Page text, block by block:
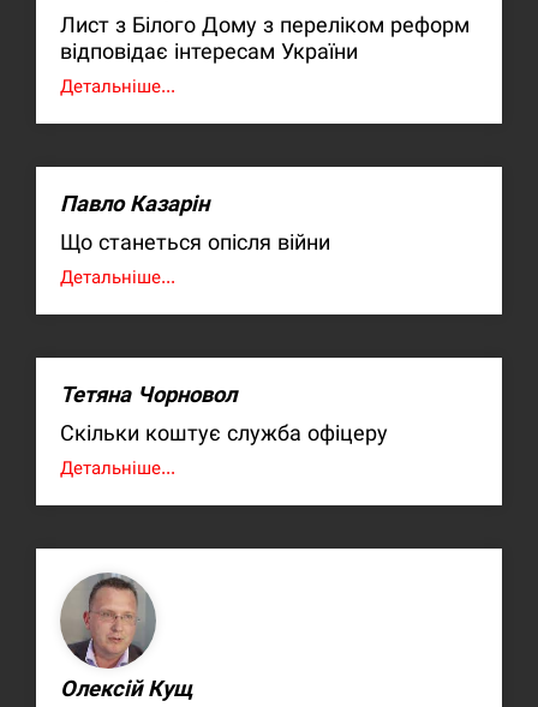
Лист з Білого Дому з переліком реформ
відповідає інтересам України
Детальніше...
Павло Казарін
Що станеться опісля війни
Детальніше...
Тетяна Чорновол
Скільки коштує служба офіцеру
Детальніше...
Олексій Кущ